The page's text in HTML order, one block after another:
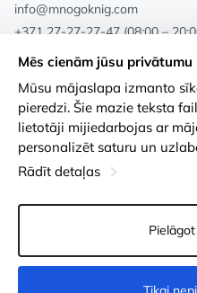
info@mnogoknig.com
+371 27-27-27-47 (08:00 –
Rīga, Augusta Deglava 69d, LV-
Par mums
Veikali
Apmaksa un piegāde
Loayalitātes kartes
Vairumtirdzniecības pircējiem
Mēs cienām jūsu privātumu
Mūsu mājaslapa izmanto
pieredzi. Šie mazie teksta
lietotāji mijiedarbojas ar
personalizēt saturu un
Rādīt detaļas